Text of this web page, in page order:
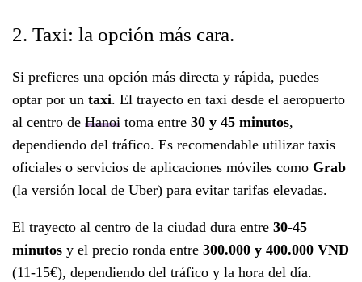
2. Taxi: la opción más cara.
Si prefieres una opción más directa y rápida, puedes
optar por un taxi. El trayecto en taxi desde el aeropuerto
al centro de Hanoi toma entre 30 y 45 minutos,
dependiendo del tráfico. Es recomendable utilizar taxis
oficiales o servicios de aplicaciones móviles como Grab
(la versión local de Uber) para evitar tarifas elevadas.
El trayecto al centro de la ciudad dura entre 30-45
minutos y el precio ronda entre 300.000 y 400.000 VND
(11-15€), dependiendo del tráfico y la hora del día.